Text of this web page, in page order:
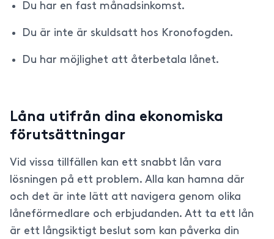
Du har en fast månadsinkomst.
Du är inte är skuldsatt hos Kronofogden.
Du har möjlighet att återbetala lånet.
Låna utifrån dina ekonomiska
förutsättningar
Vid vissa tillfällen kan ett snabbt lån vara
lösningen på ett problem. Alla kan hamna där
och det är inte lätt att navigera genom olika
låneförmedlare och erbjudanden. Att ta ett lån
är ett långsiktigt beslut som kan påverka din